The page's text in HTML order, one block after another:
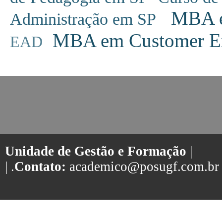
Administração em SP
MBA
EAD MBA em Customer
Unidade de Gestão e Formação |
| .Contato: academico@posugf.com.br